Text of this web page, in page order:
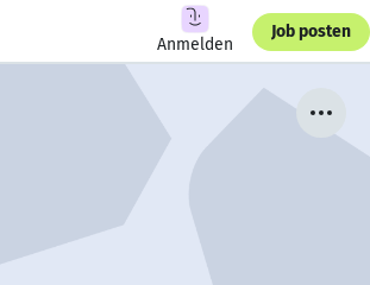
Anmelden
Job posten